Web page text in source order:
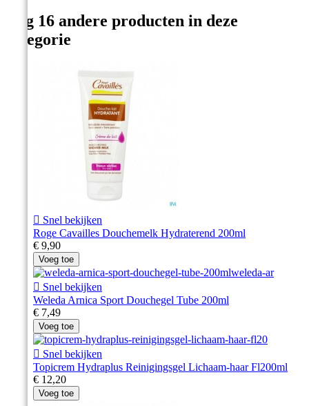
Nog 16 andere producten in deze
categorie
 Snel bekijken
Roge Cavailles Douchemelk Hydraterend 200ml
€ 9,90
Voeg toe
 Snel bekijken
Weleda Arnica Sport Douchegel Tube 200ml
€ 7,49
Voeg toe
 Snel bekijken
Topicrem Hydraplus Reinigingsgel Lichaam-haar Fl200ml
€ 12,20
Voeg toe